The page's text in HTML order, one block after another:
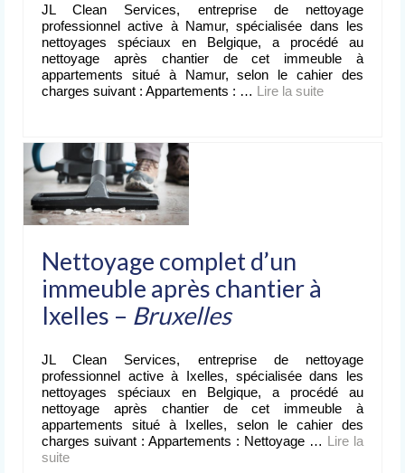
de nettoyage
Devis
gratuit
Contact
JL Clean Services, entreprise de nettoyage
professionnel active à Namur, spécialisée dans les
nettoyages spéciaux en Belgique, a procédé au
nettoyage après chantier de cet immeuble à
appartements situé à Namur, selon le cahier des
charges suivant : Appartements : … Lire la suite­­
Nettoyage complet d’un
immeuble après chantier à
Ixelles – Bruxelles
JL Clean Services, entreprise de nettoyage
professionnel active à Ixelles, spécialisée dans les
nettoyages spéciaux en Belgique, a procédé au
nettoyage après chantier de cet immeuble à
appartements situé à Ixelles, selon le cahier des
charges suivant : Appartements : Nettoyage … Lire la
suite­­